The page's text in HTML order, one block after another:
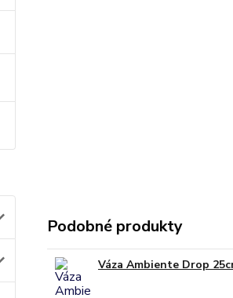
Podobné produkty
Váza Ambiente Drop